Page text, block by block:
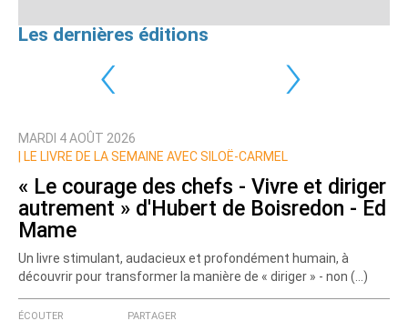
Les dernières éditions
‹ ›
MARDI 4 AOÛT 2026
LE LIVRE DE LA SEMAINE AVEC SILOË-CARMEL
« Le courage des chefs - Vivre et diriger
autrement » d'Hubert de Boisredon - Ed
Mame
Un livre stimulant, audacieux et profondément humain, à
découvrir pour transformer la manière de « diriger » - non (…)
ÉCOUTER PARTAGER